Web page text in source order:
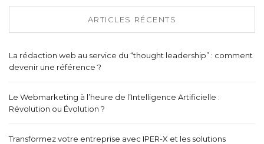
ARTICLES RÉCENTS
La rédaction web au service du “thought leadership” : comment
devenir une référence ?
Le Webmarketing à l’heure de l’Intelligence Artificielle :
Révolution ou Évolution ?
Transformez votre entreprise avec IPER-X et les solutions